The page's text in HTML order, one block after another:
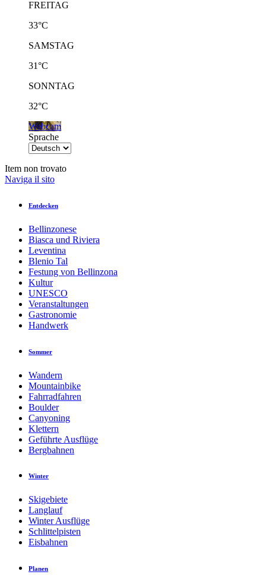
FREITAG
33°C
SAMSTAG
31°C
SONNTAG
32°C
Webcam
Sprache
Item non trovato
Naviga il sito
Entdecken
Bellinzonese
Biasca und Riviera
Leventina
Blenio Tal
Festung von Bellinzona
Kultur
UNESCO
Veranstaltungen
Gastronomie
Handwerk
Sommer
Wandern
Mountainbike
Fahrradfahren
Boulder
Canyoning
Klettern
Geführte Ausflüge
Bergbahnen
Winter
Skigebiete
Langlauf
Winter Ausflüge
Schlittelpisten
Eisbahnen
Planen